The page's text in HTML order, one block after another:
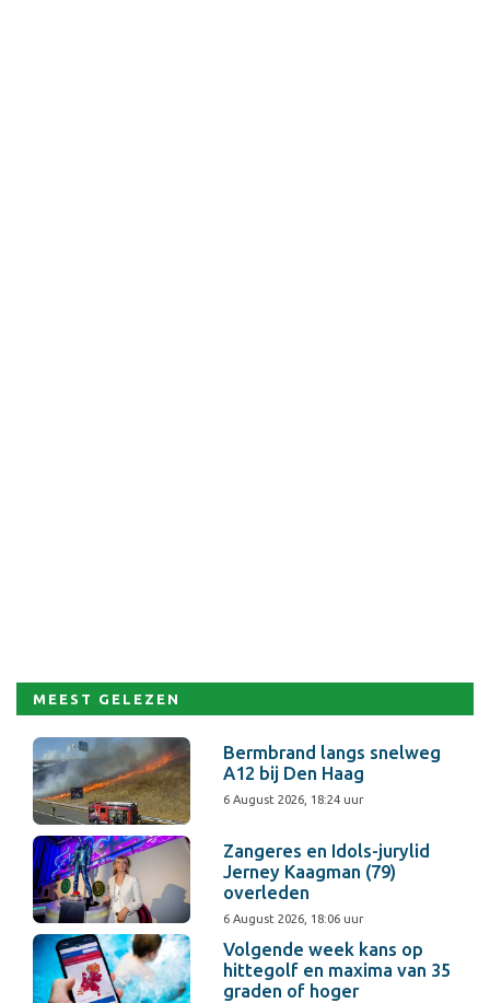
MEEST GELEZEN
Bermbrand langs snelweg
A12 bij Den Haag
6 August 2026, 18:24 uur
Zangeres en Idols-jurylid
Jerney Kaagman (79)
overleden
6 August 2026, 18:06 uur
Volgende week kans op
hittegolf en maxima van 35
graden of hoger